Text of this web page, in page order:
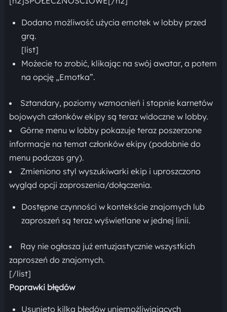
Dodano możliwość użycia emotek w lobby przed
grą.
[list]
Możecie to zrobić, klikając na swój awatar, a potem
na opcję „Emotka”.
Sztandary, poziomy wzmocnień i stopnie karnetów
bojowych członków ekipy są teraz widoczne w lobby.
Górne menu w lobby pokazuje teraz poszerzone
informacje na temat członków ekipy (podobnie do
menu podczas gry).
Zmieniono styl wyszukiwarki ekip i uproszczono
wygląd opcji zaproszenia/dołączenia.
Dostępne czynności w kontekście znajomych lub
zaproszeń są teraz wyświetlane w jednej linii.
Ray nie ogłasza już entuzjastycznie wszystkich
zaproszeń do znajomych.
[/list]
Poprawki błędów
Usunięto kilka błędów uniemożliwiających